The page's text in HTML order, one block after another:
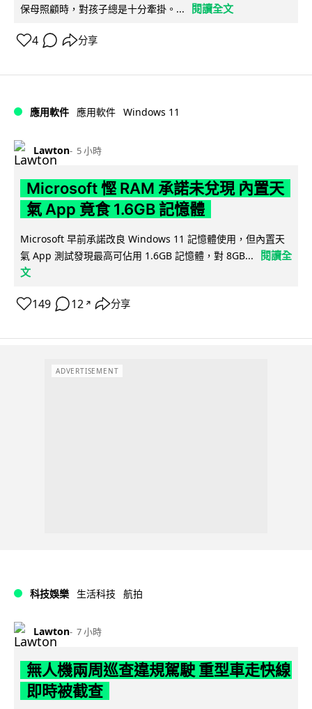
保母照顧時，對孩子總是十分牽掛。...
閱讀全文
4 分享
應用軟件 應用軟件 Windows 11
Lawton 5 小時
Microsoft 慳 RAM 承諾未兌現 內置天
氣 App 竟食 1.6GB 記憶體
Microsoft 早前承諾改良 Windows 11 記憶體使用，但內置天
氣 App 測試發現最高可佔用 1.6GB 記憶體，對 8GB...
閱讀全
文
149 12 ↗ 分享
ADVERTISEMENT
科技娛樂 生活科技 航拍
Lawton 7 小時
無人機兩周巡查違規駕駛 重型車走快線
即時被截查